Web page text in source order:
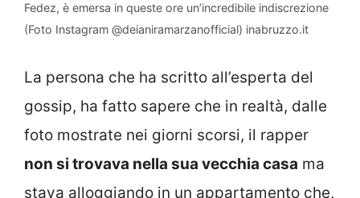
Fedez, è emersa in queste ore un’incredibile indiscrezione
(Foto Instagram @deianiramarzanofficial) inabruzzo.it
La persona che ha scritto all’esperta del
gossip, ha fatto sapere che in realtà, dalle
foto mostrate nei giorni scorsi, il rapper
non si trovava nella sua vecchia casa ma
stava alloggiando in un appartamento che,